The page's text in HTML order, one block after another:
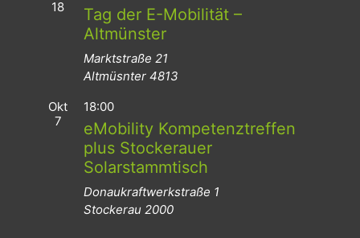
18
Tag der E-Mobilität –
Altmünster
Marktstraße 21
Altmüsnter 4813
Okt
7
18:00
eMobility Kompetenztreffen
plus Stockerauer
Solarstammtisch
Donaukraftwerkstraße 1
Stockerau 2000